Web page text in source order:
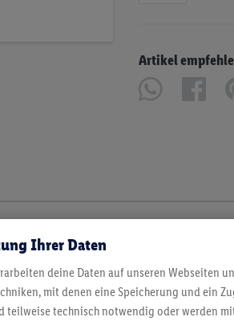
Artikel
Ihrer Daten
deine Daten auf unseren Webseiten
mit denen eine Speicherung und ein
technisch notwendig oder werden